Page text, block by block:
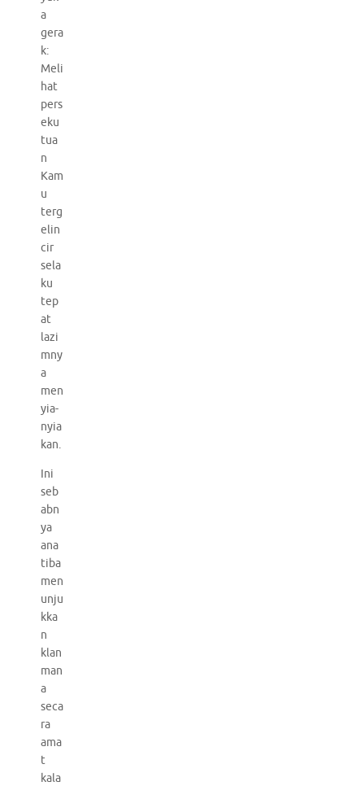
a
gera
k:
Meli
hat
pers
eku
tua
n
Kam
u
terg
elin
cir
sela
ku
tep
at
lazi
mny
a
men
yia-
nyia
kan.
Ini
seb
abn
ya
ana
tiba
men
unju
kka
n
klan
man
a
seca
ra
ama
t
kala